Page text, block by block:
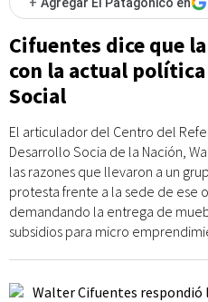
Cifuentes dice que
con la actual
Social
El articulador del Centro del
Desarrollo Socia de la Nación,
las razones que llevaron a un
protesta frente a la sede de ese
demandando la entrega de
subsidios para micro